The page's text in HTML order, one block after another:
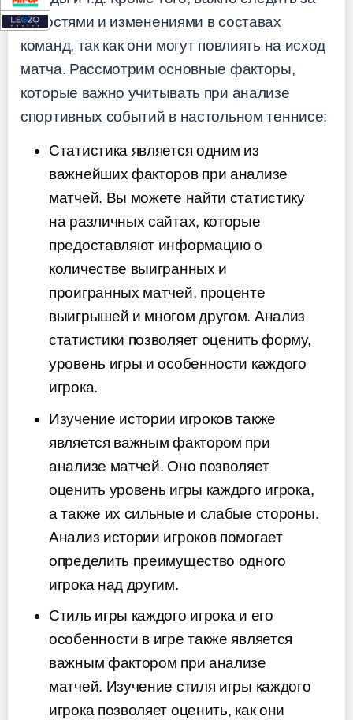
новостями и изменениями в составах
команд, так как они могут повлиять на исход
матча. Рассмотрим основные факторы,
которые важно учитывать при анализе
спортивных событий в настольном теннисе:
Статистика является одним из
важнейших факторов при анализе
матчей. Вы можете найти статистику
на различных сайтах, которые
предоставляют информацию о
количестве выигранных и
проигранных матчей, проценте
выигрышей и многом другом. Анализ
статистики позволяет оценить форму,
уровень игры и особенности каждого
игрока.
Изучение истории игроков также
является важным фактором при
анализе матчей. Оно позволяет
оценить уровень игры каждого игрока,
а также их сильные и слабые стороны.
Анализ истории игроков помогает
определить преимущество одного
игрока над другим.
Стиль игры каждого игрока и его
особенности в игре также является
важным фактором при анализе
матчей. Изучение стиля игры каждого
игрока позволяет оценить, как они